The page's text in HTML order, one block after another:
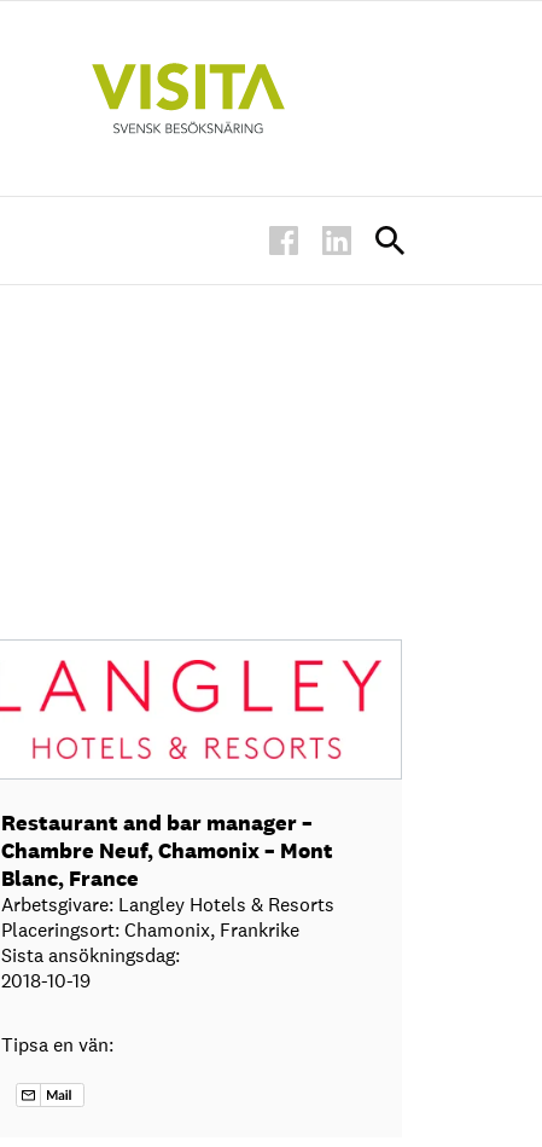
Restaurant and bar manager –
Chambre Neuf, Chamonix – Mont
Blanc, France
Arbetsgivare: Langley Hotels & Resorts
Placeringsort: Chamonix, Frankrike
Sista ansökningsdag:
2018-10-19
Tipsa en vän: